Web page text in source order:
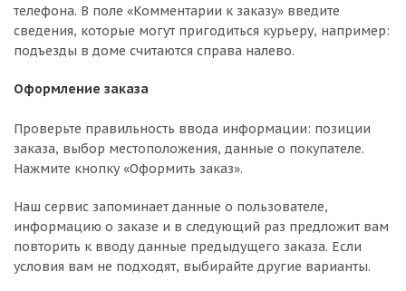
телефона. В поле «Комментарии к заказу» введите
сведения, которые могут пригодиться курьеру, например:
подъезды в доме считаются справа налево.
Оформление заказа
Проверьте правильность ввода информации: позиции
заказа, выбор местоположения, данные о покупателе.
Нажмите кнопку «Оформить заказ».
Наш сервис запоминает данные о пользователе,
информацию о заказе и в следующий раз предложит вам
повторить к вводу данные предыдущего заказа. Если
условия вам не подходят, выбирайте другие варианты.